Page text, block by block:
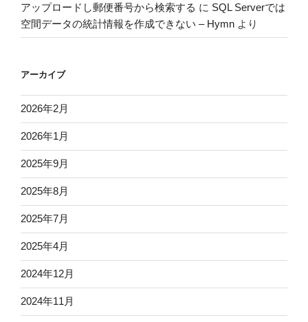
アップロードし郵便番号から検索する に SQL Serverでは
空間データの統計情報を作成できない – Hymn より
アーカイブ
2026年2月
2026年1月
2025年9月
2025年8月
2025年7月
2025年4月
2024年12月
2024年11月